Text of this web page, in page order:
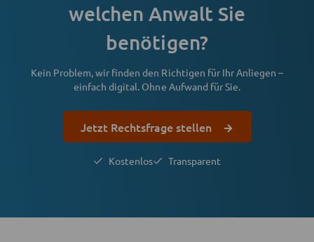
welchen Anwalt Sie
benötigen?
Kein Problem, wir finden den Richtigen für Ihr Anliegen –
einfach digital. Ohne Aufwand für Sie.
Jetzt Rechtsfrage stellen
Kostenlos Transparent